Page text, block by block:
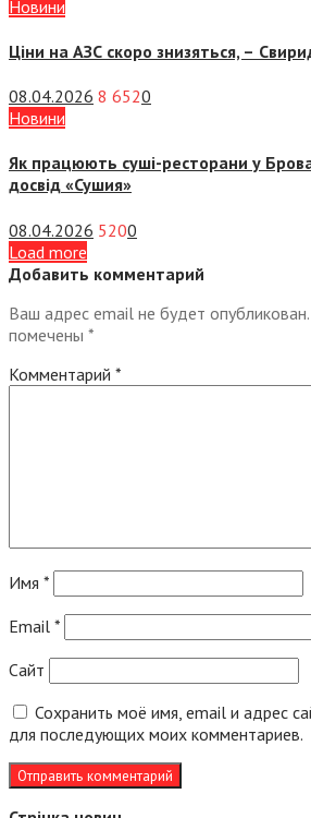
Новини
Ціни на АЗС скоро знизяться, –
08.04.2026 8 6520
Новини
Як працюють суші-ресторани у
досвід «Сушия»
08.04.2026 5200
Load more
Добавить комментарий
Ваш адрес email не будет опубликован.
помечены *
Комментарий *
Имя *
Email *
Сайт
Сохранить моё имя, email и адрес
для последующих моих комментариев.